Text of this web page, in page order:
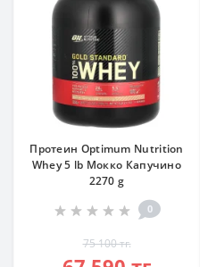
Протеин Optimum Nutrition
Whey 5 lb Мокко Капучино
2270 g
0
75 100 тг.